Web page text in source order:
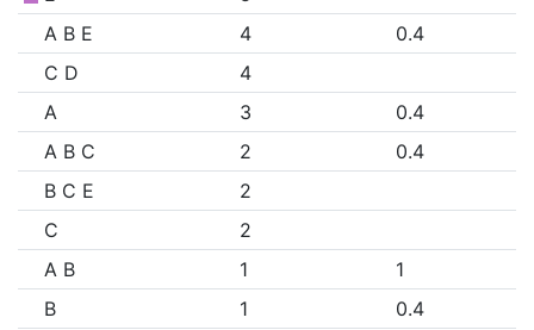
A B E
4
0.4
C D
4
A
3
0.4
A B C
2
0.4
B C E
2
C
2
A B
1
1
B
1 0.4